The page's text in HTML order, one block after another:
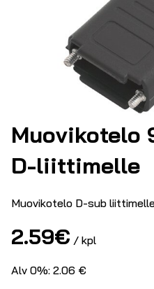
Muovikotelo
D-liittimelle
Muovikotelo D-sub
2.59€ / kpl
Alv 0%: 2.06 €